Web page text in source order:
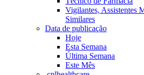
Vigilantes, Assistentes
Similares
Data de publicação
Hoje
Esta Semana
Última Semana
Este Mês